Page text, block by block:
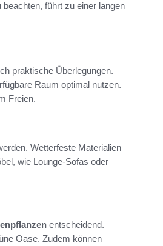
führt zu einer langen
praktische Überlegungen.
Raum optimal nutzen.
Freien.
Wetterfeste Materialien
wie Lounge-Sofas oder
entscheidend.
Oase. Zudem können